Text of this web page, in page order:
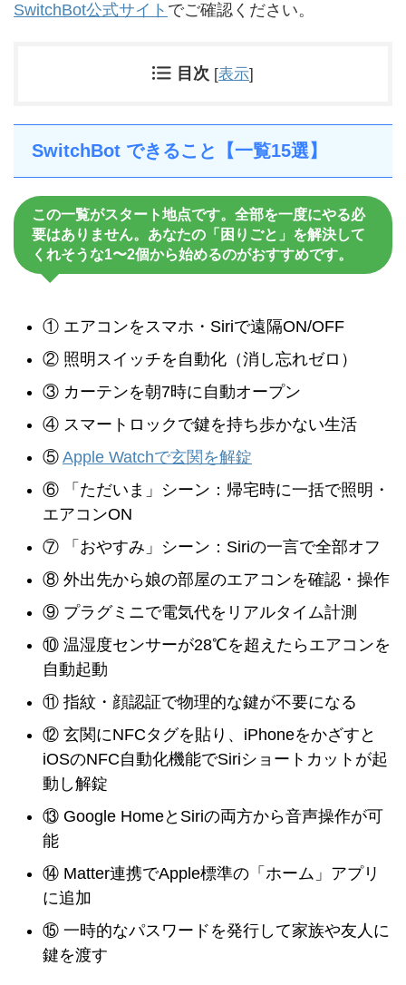
SwitchBot公式サイト でご確認ください。
目次 [表示]
SwitchBot できること【一覧15選】
この一覧がスタート地点です。全部を一度にやる必
要はありません。あなたの「困りごと」を解決して
くれそうな1〜2個から始めるのがおすすめです。
① エアコンをスマホ・Siriで遠隔ON/OFF
② 照明スイッチを自動化（消し忘れゼロ）
③ カーテンを朝7時に自動オープン
④ スマートロックで鍵を持ち歩かない生活
⑤ Apple Watchで玄関を解錠
⑥ 「ただいま」シーン：帰宅時に一括で照明・
エアコンON
⑦ 「おやすみ」シーン：Siriの一言で全部オフ
⑧ 外出先から娘の部屋のエアコンを確認・操作
⑨ プラグミニで電気代をリアルタイム計測
⑩ 温湿度センサーが28℃を超えたらエアコンを
自動起動
⑪ 指紋・顔認証で物理的な鍵が不要になる
⑫ 玄関にNFCタグを貼り、iPhoneをかざすと
iOSのNFC自動化機能でSiriショートカットが起
動し解錠
⑬ Google HomeとSiriの両方から音声操作が可
能
⑭ Matter連携でApple標準の「ホーム」アプリ
に追加
⑮ 一時的なパスワードを発行して家族や友人に
鍵を渡す